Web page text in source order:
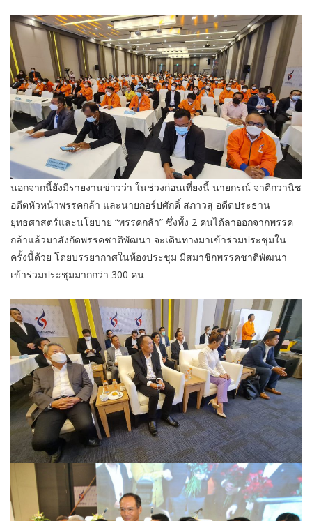
นอกจากนี้ยังมีรายงานข่าวว่า ในช่วงก่อนเที่ยงนี้ นายกรณ์ จาติกวานิช
อดีตหัวหน้าพรรคกล้า และนายกอร์ปศักดิ์ สภาวสุ อดีตประธาน
ยุทธศาสตร์และนโยบาย “พรรคกล้า” ซึ่งทั้ง 2 คนได้ลาออกจากพรรค
กล้าแล้วมาสังกัดพรรคชาติพัฒนา จะเดินทางมาเข้าร่วมประชุมใน
ครั้งนี้ด้วย โดยบรรยากาศในห้องประชุม มีสมาชิกพรรคชาติพัฒนา
เข้าร่วมประชุมมากกว่า 300 คน